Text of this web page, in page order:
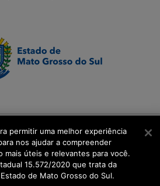
permitir uma melhor experiência
nos ajudar a compreender
mais úteis e relevantes para você.
15.572/2020 que trata da
de Mato Grosso do Sul.